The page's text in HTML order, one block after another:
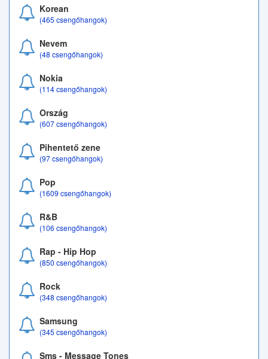
Korean
(465 csengőhangok)
Nevem
(48 csengőhangok)
Nokia
(114 csengőhangok)
Ország
(607 csengőhangok)
Pihentető zene
(97 csengőhangok)
Pop
(1609 csengőhangok)
R&B
(106 csengőhangok)
Rap - Hip Hop
(850 csengőhangok)
Rock
(348 csengőhangok)
Samsung
(345 csengőhangok)
Sms - Message Tones